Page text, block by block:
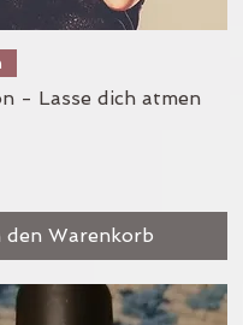
- Lasse dich atmen
den Warenkorb